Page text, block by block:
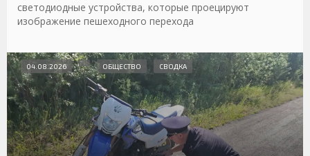
светодиодные устройства, которые проецируют
изображение пешеходного перехода
04.08.2026 ОБЩЕСТВО СВОДКА